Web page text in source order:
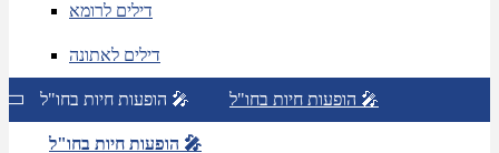
דילים לרומא
דילים לאתונה
הופעות חיות בחו"ל 🎤 הופעות חיות בחו"ל 🎤
הופעות חיות בחו"ל 🎤